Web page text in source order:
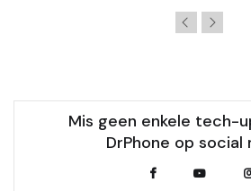
Mis geen enkele tech-
DrPhone op social